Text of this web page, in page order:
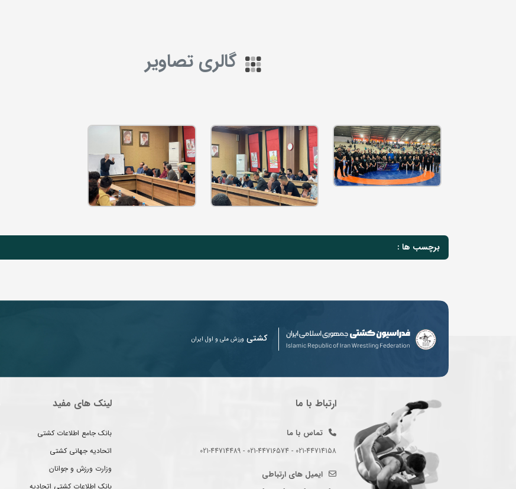
گالری تصاویر
برچسب ها :
کشتی ورزش ملی و اول ایران
ارتباط با ما
تماس با ما
021-44714158 - 021-44716574 - 021-44714489
ایمیل های ارتباطی
لینک های مفید
بانک جامع اطلاعات کشتی
اتحادیه جهانی کشتی
وزارت ورزش و جوانان
بانک اطلاعات کشتی اتحادیه